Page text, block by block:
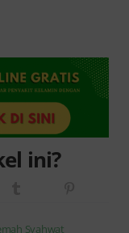
ini?
Syahwat